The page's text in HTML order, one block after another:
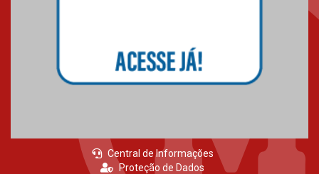
Central de Informações
Proteção de Dados